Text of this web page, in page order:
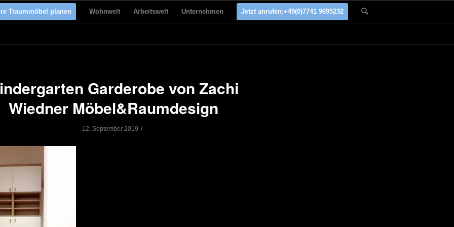
Traummöbel planen Wohnwelt Arbeitswelt Unternehmen Jetzt anrufen:+49(0)7741 9695232
Garderobe von Zachi
Wiedner Möbel&Raumdesign
12. September 2019 /